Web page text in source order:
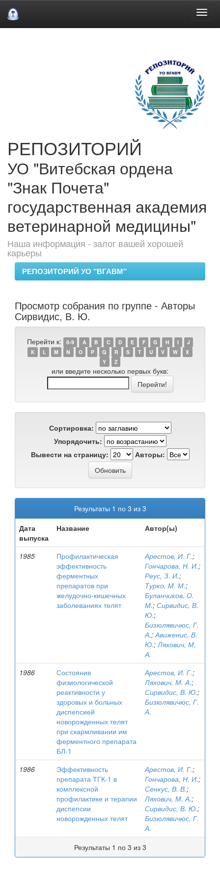
РЕПОЗИТОРИЙ
УО "Витебская ордена
"Знак Почета"
государственная академия
ветеринарной медицины"
Наша информация - залог вашей хорошей
карьеры
РЕПОЗИТОРИЙ УО "ВГАВМ"
Просмотр собрания по группе - Авторы
Сирвидис, В. Ю.
Перейти к: 0-9 A B C D E F G H I
J
K
L M N O P Q R S T U V W
X
Y
Z
или введите несколько первых букв:
Сортировка:
Упорядочить:
Вывести на страницу:
Авторы:
Результаты 1 по 3 из 3
Дата
выпуска
Название Автор(ы)
1985
Профилактическая
эффективность
ферментных
препаратов при
желудочно-кишечных
заболеваниях телят
Арестов, И. Г.;
Гончарова, Н. И.;
Реус, З. И.;
Турко, М. М.;
Буланчиков, О.
М.; Сирвидис, В.
Ю.;
Бизюлявичюс, Г.
А.;Авиженис, В.
Ю.;Ляхович, М.
А.
1986
Состояние
физиологической
реактивности у
здоровых и больных
диспепсией
новорожденных телят
при скармливании им
ферментного препарата
БЛ-1
Арестов, И. Г.;
Ляхович, М. А.;
Сирвидис, В. Ю.;
Бизюлявичюс, Г.
А.
1986
Эффективность
препарата ТГК-1 в
комплексной
профилактике и терапии
диспепсии
новорожденных телят
Арестов, И. Г.;
Гончарова, Н. И.;
Сенкус, В. В.;
Ляхович, М. А.;
Сирвидис, В. Ю.;
Бизюлявичюс, Г.
А.
Результаты 1 по 3 из 3